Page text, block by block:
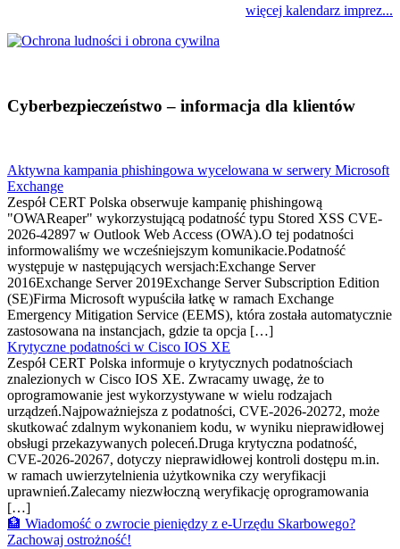
więcej kalendarz imprez...
Cyberbezpieczeństwo – informacja dla klientów
Aktywna kampania phishingowa wycelowana w serwery Microsoft
Exchange
Zespół CERT Polska obserwuje kampanię phishingową
"OWAReaper" wykorzystującą podatność typu Stored XSS CVE-
2026-42897 w Outlook Web Access (OWA).O tej podatności
informowaliśmy we wcześniejszym komunikacie.Podatność
występuje w następujących wersjach:Exchange Server
2016Exchange Server 2019Exchange Server Subscription Edition
(SE)Firma Microsoft wypuściła łatkę w ramach Exchange
Emergency Mitigation Service (EEMS), która została automatycznie
zastosowana na instancjach, gdzie ta opcja […]
Krytyczne podatności w Cisco IOS XE
Zespół CERT Polska informuje o krytycznych podatnościach
znalezionych w Cisco IOS XE. Zwracamy uwagę, że to
oprogramowanie jest wykorzystywane w wielu rodzajach
urządzeń.Najpoważniejsza z podatności, CVE-2026-20272, może
skutkować zdalnym wykonaniem kodu, w wyniku nieprawidłowej
obsługi przekazywanych poleceń.Druga krytyczna podatność,
CVE-2026-20267, dotyczy nieprawidłowej kontroli dostępu m.in.
w ramach uwierzytelnienia użytkownika czy weryfikacji
uprawnień.Zalecamy niezwłoczną weryfikację oprogramowania
[…]
🏦 Wiadomość o zwrocie pieniędzy z e-Urzędu Skarbowego?
Zachowaj ostrożność!